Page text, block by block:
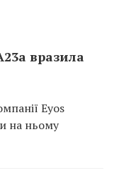
вразила
Eyos
на ньому